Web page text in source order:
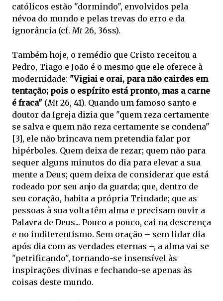
católicos estão "dormindo", envolvidos pela
névoa do mundo e pelas trevas do erro e da
ignorância (cf.Mt 26, 36ss).
Também hoje, o remédio que Cristo receitou a
Pedro, Tiago e João é o mesmo que ele oferece à
modernidade: "Vigiai e orai, para não cairdes em
tentação; pois o espírito está pronto, mas a carne
é fraca" (Mt 26, 41). Quando um famoso santo e
doutor da Igreja dizia que "quem reza certamente
se salva e quem não reza certamente se condena"
[3], ele não brincava nem pretendia falar por
hipérboles. Quem deixa de rezar; quem não para
sequer alguns minutos do dia para elevar a sua
mente a Deus; quem deixa de considerar que está
rodeado por seu anjo da guarda; que, dentro de
seu coração, habita a própria Trindade; que as
pessoas à sua volta têm alma e precisam ouvir a
Palavra de Deus... Pouco a pouco, cai na descrença
e no indiferentismo. Sem oração – sem lidar dia
após dia com as verdades eternas –, a alma vai se
"petrificando", tornando-se insensível às
inspirações divinas e fechando-se apenas às
coisas deste mundo.